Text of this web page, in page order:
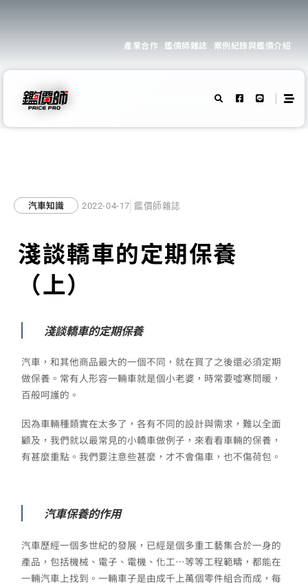
產業合作 鑑價師雜誌 案例紀錄與鑑價介紹
汽車知識 2022-04-17 鑑價師雜誌
淺談轎車的定期保養
（上）
淺談轎車的定期保養
汽車，和其他商品最大的一個不同，就在買了之後還必須定期
做保養。常有人形容一輛車就是個小老婆，時常要噓寒問暖，
百般呵護的。
因為車輛種類實在太多了，各有不同的設計與需求，難以全面
顧及，我們就以最常見的小轎車做例子，來看看車輛的保養，
有甚麼重點。我們要注意些甚麼，才不會傷車，也不傷荷包。
汽車保養的作用
汽車歷經一個多世紀的發展，已經是個多重工藝集合於一身的
產品，包括機械、電子、電機、化工…等等工程範疇，都能在
一輛汽車上找到。一輛車子是由成千上萬個零件組合而成，每